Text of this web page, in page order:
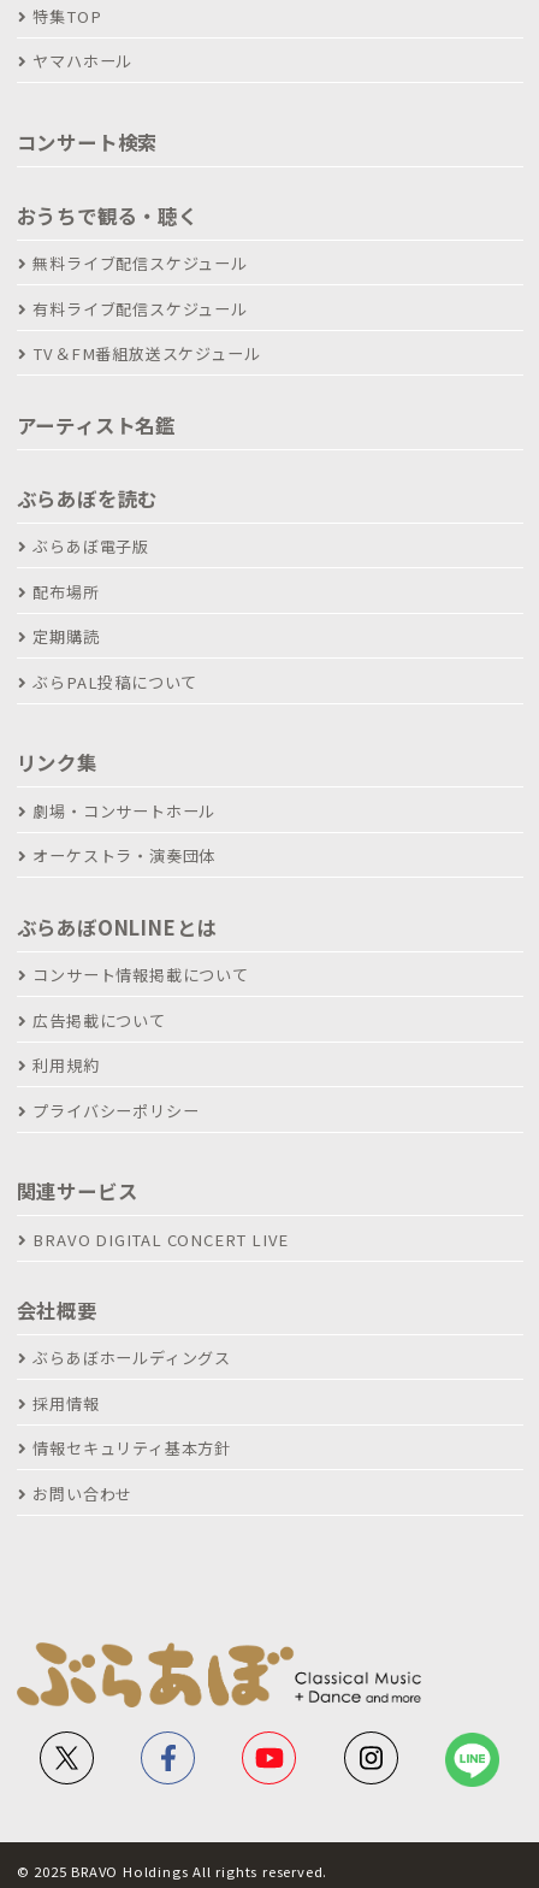
特集TOP
ヤマハホール
コンサート検索
おうちで観る・聴く
無料ライブ配信スケジュール
有料ライブ配信スケジュール
TV＆FM番組放送スケジュール
アーティスト名鑑
ぶらあぼを読む
ぶらあぼ電子版
配布場所
定期購読
ぶらPAL投稿について
リンク集
劇場・コンサートホール
オーケストラ・演奏団体
ぶらあぼONLINEとは
コンサート情報掲載について
広告掲載について
利用規約
プライバシーポリシー
関連サービス
BRAVO DIGITAL CONCERT LIVE
会社概要
ぶらあぼホールディングス
採用情報
情報セキュリティ基本方針
お問い合わせ
© 2025 BRAVO Holdings All rights reserved.